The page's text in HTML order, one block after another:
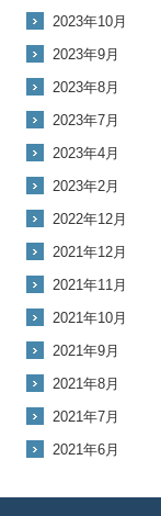
2023年10月
2023年9月
2023年8月
2023年7月
2023年4月
2023年2月
2022年12月
2021年12月
2021年11月
2021年10月
2021年9月
2021年8月
2021年7月
2021年6月